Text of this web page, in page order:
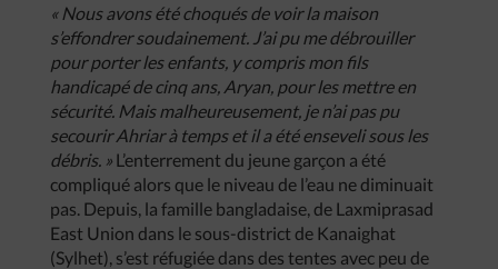
« Nous avons été choqués de voir la maison
s’effondrer soudainement. J’ai pu me débrouiller
pour porter les enfants, y compris mon fils
handicapé de cinq ans, Aryan, pour les mettre en
sécurité. Mais malheureusement, je n’ai pas pu
secourir Ahriar à temps et il a été enseveli sous les
débris. » L’enterrement du jeune garçon a été
compliqué alors que le niveau de l’eau ne diminuait
pas. Depuis, la famille bangladaise, de Laxmiprasad
East Union dans le sous-district de Kanaighat
(Sylhet), s’est réfugiée dans des tentes avec peu de